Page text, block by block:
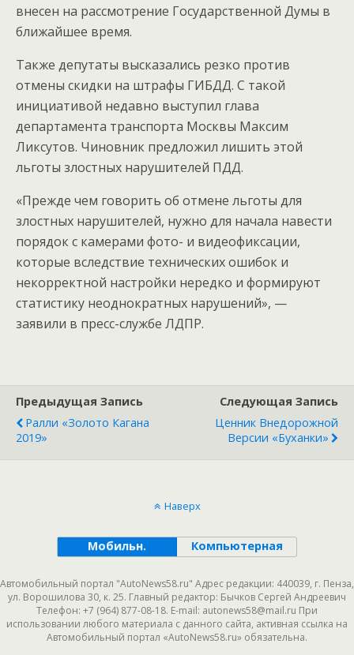
внесен на рассмотрение Государственной Думы в
ближайшее время.
Также депутаты высказались резко против
отмены скидки на штрафы ГИБДД. С такой
инициативой недавно выступил глава
департамента транспорта Москвы Максим
Ликсутов. Чиновник предложил лишить этой
льготы злостных нарушителей ПДД.
«Прежде чем говорить об отмене льготы для
злостных нарушителей, нужно для начала навести
порядок с камерами фото- и видеофиксации,
которые вследствие технических ошибок и
некорректной настройки нередко и формируют
статистику неоднократных нарушений», —
заявили в пресс-службе ЛДПР.
Предыдущая Запись
Ралли «Золото Кагана
2019»
Следующая Запись
Ценник Внедорожной
Версии «Буханки»
Наверх
Мобильн. Компьютерная
Автомобильный портал "AutoNews58.ru" Адрес редакции: 440039, г. Пенза,
ул. Ворошилова 30, к. 25. Главный редактор: Бычков Сергей Андреевич
Телефон: +7 (964) 877-08-18. E-mail: autonews58@mail.ru При
использовании любого материала с данного сайта, активная ссылка на
Автомобильный портал «AutoNews58.ru» обязательна.